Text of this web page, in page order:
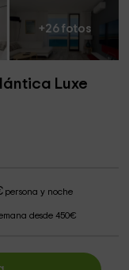
+26 fotos
Luxe
persona y noche
desde 450€